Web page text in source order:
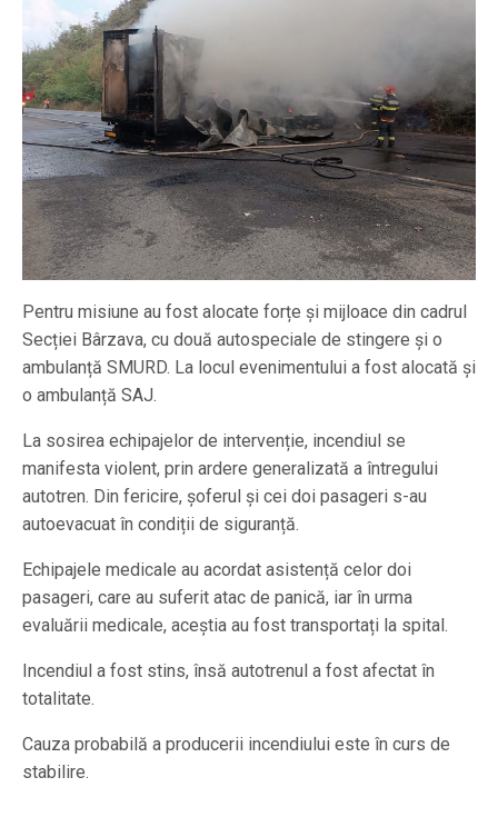
Pentru misiune au fost alocate forțe și mijloace din cadrul
Secției Bârzava, cu două autospeciale de stingere și o
ambulanță SMURD. La locul evenimentului a fost alocată și
o ambulanță SAJ.
La sosirea echipajelor de intervenție, incendiul se
manifesta violent, prin ardere generalizată a întregului
autotren. Din fericire, șoferul și cei doi pasageri s-au
autoevacuat în condiții de siguranță.
Echipajele medicale au acordat asistență celor doi
pasageri, care au suferit atac de panică, iar în urma
evaluării medicale, aceștia au fost transportați la spital.
Incendiul a fost stins, însă autotrenul a fost afectat în
totalitate.
Cauza probabilă a producerii incendiului este în curs de
stabilire.